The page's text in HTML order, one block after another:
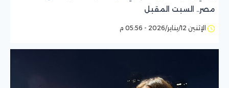
مصر.. السبت المقبل
الإثنين 12/يناير/2026 - 05:56 م